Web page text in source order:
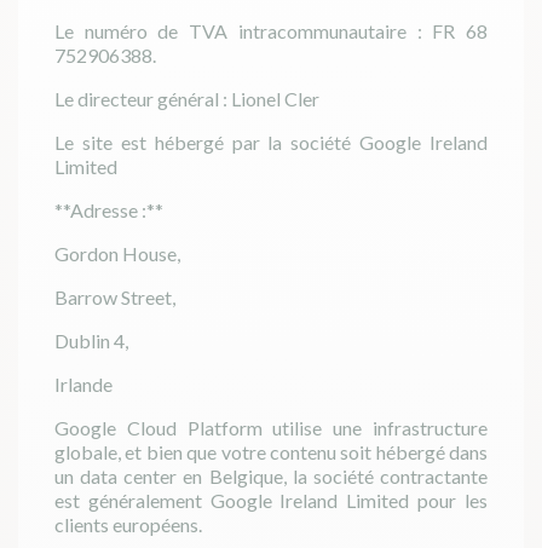
Le numéro de TVA intracommunautaire : FR 68
752906388.
Le directeur général : Lionel Cler
Le site est hébergé par la société Google Ireland
Limited
**Adresse :**
Gordon House,
Barrow Street,
Dublin 4,
Irlande
Google Cloud Platform utilise une infrastructure
globale, et bien que votre contenu soit hébergé dans
un data center en Belgique, la société contractante
est généralement Google Ireland Limited pour les
clients européens.